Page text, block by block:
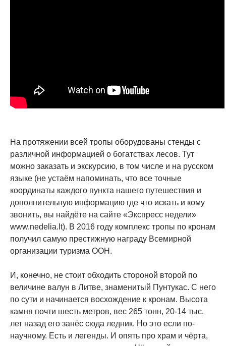
На протяжении всей тропы оборудованы стенды с
различной информацией о богатствах лесов. Тут
можно заказать и экскурсию, в том числе и на русском
языке (не устаём напоминать, что все точные
координаты каждого пункта нашего путешествия и
дополнительную информацию где что искать и кому
звонить, вы найдёте на сайте «Экспресс недели»
www.nedelia.lt). В 2016 году комплекс тропы по кронам
получил самую престижную награду Всемирной
организации туризма ООН.
И, конечно, не стоит обходить стороной второй по
величине валун в Литве, знаменитый Пунтукас. С него
по сути и начинается восхождение к кронам. Высота
камня почти шесть метров, вес 265 тонн, 20-14 тыс.
лет назад его занёс сюда ледник. Но это если по-
научному. Есть и легенды. И опять про храм и чёрта,